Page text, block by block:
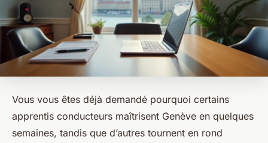
Vous vous êtes déjà demandé pourquoi certains
apprentis conducteurs maîtrisent Genève en quelques
semaines, tandis que d’autres tournent en rond